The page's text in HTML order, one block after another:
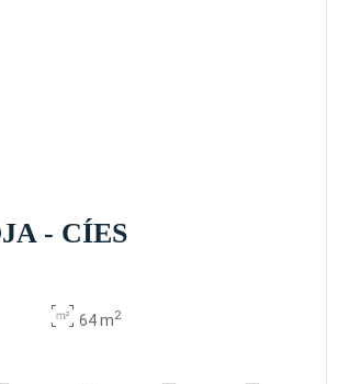
- CÍES
64 m2